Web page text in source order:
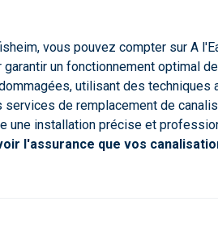
vous pouvez compter sur A
un fonctionnement optimal
utilisant des
de remplacement de
installation précise et
l'assurance que vos